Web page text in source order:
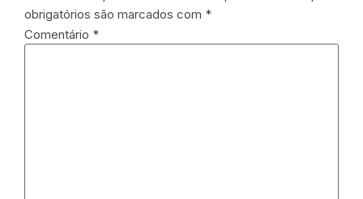
obrigatórios são marcados com *
Comentário *